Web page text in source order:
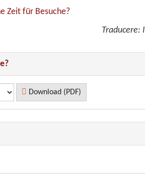
Zeit für Besuche?
Traducere:
Download (PDF)